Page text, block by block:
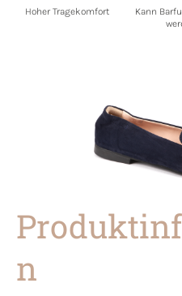
Hoher Tragekomfort
Kann
n